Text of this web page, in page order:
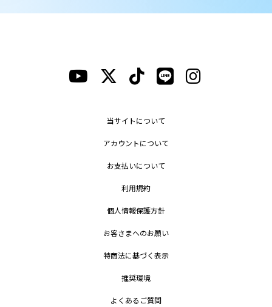
当サイトについて
アカウントについて
お支払いについて
利用規約
個人情報保護方針
お客さまへのお願い
特商法に基づく表示
推奨環境
よくあるご質問